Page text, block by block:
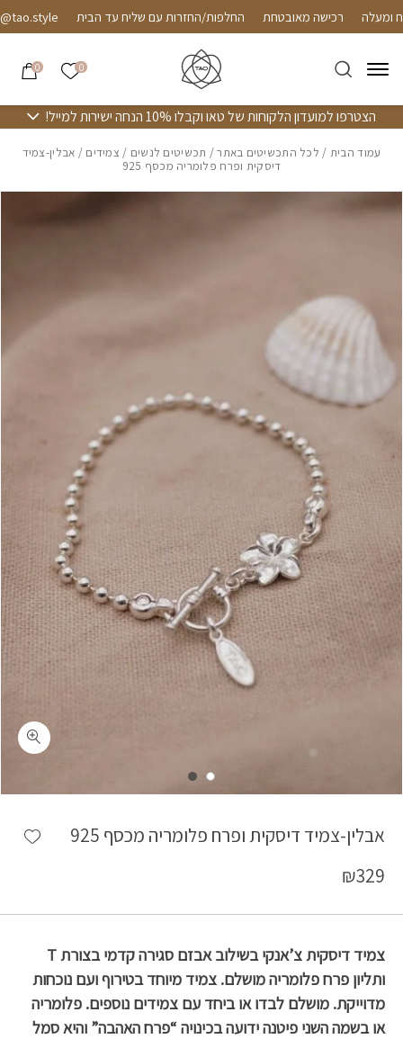
Skip to Contentרכישה מאובטחת החלפות/החזרות עם שליח עד הבית
0 הרשימה
0
הצטרפו למועדון הלקוחות של טאו וקבלו 10% הנחה ישירות למייל!
עמוד הבית / לכל התכשיטים באתר/ תכשיטים לנשים / צמידים / אבלין-צמיד
דיסקית ופרח פלומריה מכסף 925
אבלין-צמיד דיסקית ופרח פלומריה מכסף 925
₪329
צמיד דיסקית צ’אנקי בשילוב אבזם סגירה קדמי בצורת T
ותליון פרח פלומריה מושלם. צמיד מיוחד בטירוף ועם נוכחות
מדוייקת. מושלם לבדו או ביחד עם צמידים נוספים. פלומריה
או בשמה השני פיטנה ידועה בכינויה “פרח האהבה” והיא סמל
בחזרה למעלה